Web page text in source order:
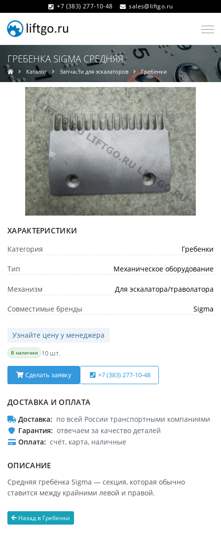
+7 (383) 277-10-48 sales@liftgo.ru
ГРЕБЕНКА SIGMA СРЕДНЯЯ
Каталог Запчасти для эскалаторов Гребенки
ХАРАКТЕРИСТИКИ
Категория Гребенки
Тип Механическое оборудование
Механизм Для эскалатора/траволатора
Совместимые бренды Sigma
Узнайте цену у менеджера
В наличии 10 шт.
Сделать заявку +7 (383) 277-10-48
ДОСТАВКА И ОПЛАТА
Доставка
по всей России транспортными компаниями
Гарантия
отвечаем за качество деталей
Оплата
счёт, карта, наличные
ОПИСАНИЕ
Средняя гребёнка Sigma — секция, которая обычно
ставится между крайними левой и правой.
Назад в Гребенки